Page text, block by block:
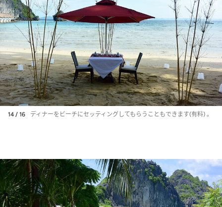
14 / 16 ディナーをビーチにセッティングしてもらうこともできます(有料) 。